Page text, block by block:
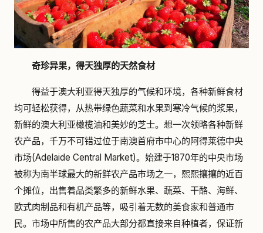
奇珍异果，得天独厚的天然食材
得益于澳大利亚得天独厚的气候和环境，各种新鲜食材
均可轻松获得，从热带绿色蔬菜和水果到寒冷气候的浆果，
新鲜的澳大利亚橄榄油和美妙的芝士。想一次领略各种新鲜
农产品，千万不可错过位于南澳首府市中心的阿得莱德中央
市场(Adelaide Central Market)。始建于1870年的中央市场
被称为南半球最大的新鲜农产品市场之一，熙熙攘攘的近百
个摊位，出售着品类繁多的新鲜水果、蔬菜、干酪、海鲜、
欧式肉制品和有机产品等，吸引着无数的美食家和普通市
民。市场中所售的农产品大部分都直接来自种植者，保证新